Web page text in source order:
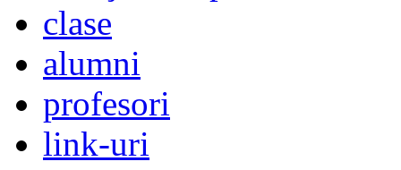
clase
alumni
profesori
link-uri